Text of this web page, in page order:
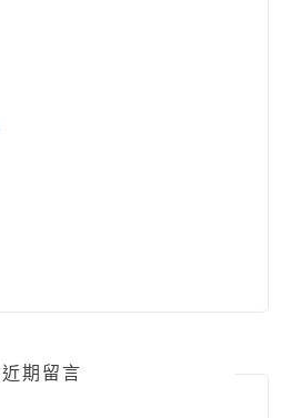
近期留言